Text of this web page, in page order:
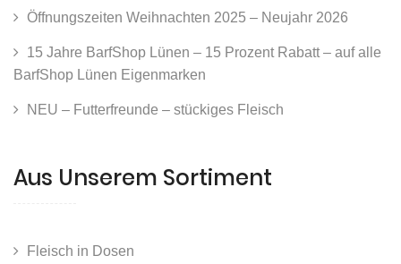
Öffnungszeiten Weihnachten 2025 – Neujahr 2026
15 Jahre BarfShop Lünen – 15 Prozent Rabatt – auf alle
BarfShop Lünen Eigenmarken
NEU – Futterfreunde – stückiges Fleisch
Aus Unserem Sortiment
Fleisch in Dosen